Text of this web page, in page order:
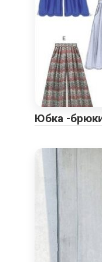
Юбка -